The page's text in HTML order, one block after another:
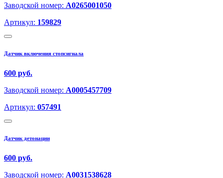
Заводской номер: A0265001050
Артикул: 159829
Датчик включения стопсигнала
600 руб.
Заводской номер: A0005457709
Артикул: 057491
Датчик детонации
600 руб.
Заводской номер: A0031538628